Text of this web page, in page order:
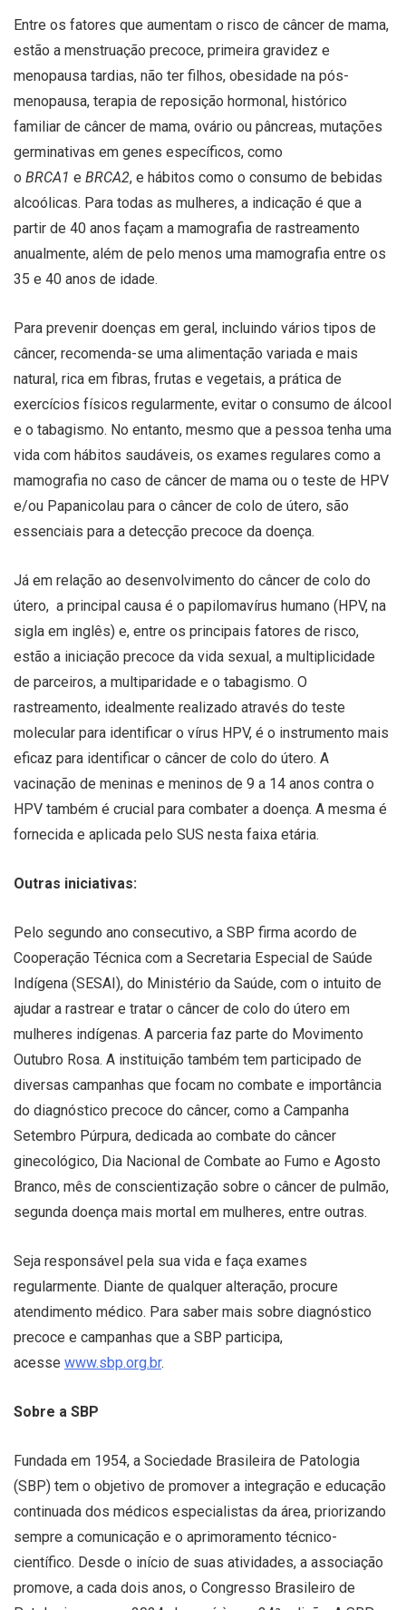
Entre os fatores que aumentam o risco de câncer de mama,
estão a menstruação precoce, primeira gravidez e
menopausa tardias, não ter filhos, obesidade na pós-
menopausa, terapia de reposição hormonal, histórico
familiar de câncer de mama, ovário ou pâncreas, mutações
germinativas em genes específicos, como
o BRCA1 e BRCA2, e hábitos como o consumo de bebidas
alcoólicas. Para todas as mulheres, a indicação é que a
partir de 40 anos façam a mamografia de rastreamento
anualmente, além de pelo menos uma mamografia entre os
35 e 40 anos de idade.
Para prevenir doenças em geral, incluindo vários tipos de
câncer, recomenda-se uma alimentação variada e mais
natural, rica em fibras, frutas e vegetais, a prática de
exercícios físicos regularmente, evitar o consumo de álcool
e o tabagismo. No entanto, mesmo que a pessoa tenha uma
vida com hábitos saudáveis, os exames regulares como a
mamografia no caso de câncer de mama ou o teste de HPV
e/ou Papanicolau para o câncer de colo de útero, são
essenciais para a detecção precoce da doença.
Já em relação ao desenvolvimento do câncer de colo do
útero, a principal causa é o papilomavírus humano (HPV, na
sigla em inglês) e, entre os principais fatores de risco,
estão a iniciação precoce da vida sexual, a multiplicidade
de parceiros, a multiparidade e o tabagismo. O
rastreamento, idealmente realizado através do teste
molecular para identificar o vírus HPV, é o instrumento mais
eficaz para identificar o câncer de colo do útero. A
vacinação de meninas e meninos de 9 a 14 anos contra o
HPV também é crucial para combater a doença. A mesma é
fornecida e aplicada pelo SUS nesta faixa etária.
Outras iniciativas:
Pelo segundo ano consecutivo, a SBP firma acordo de
Cooperação Técnica com a Secretaria Especial de Saúde
Indígena (SESAI), do Ministério da Saúde, com o intuito de
ajudar a rastrear e tratar o câncer de colo do útero em
mulheres indígenas. A parceria faz parte do Movimento
Outubro Rosa. A instituição também tem participado de
diversas campanhas que focam no combate e importância
do diagnóstico precoce do câncer, como a Campanha
Setembro Púrpura, dedicada ao combate do câncer
ginecológico, Dia Nacional de Combate ao Fumo e Agosto
Branco, mês de conscientização sobre o câncer de pulmão,
segunda doença mais mortal em mulheres, entre outras.
Seja responsável pela sua vida e faça exames
regularmente. Diante de qualquer alteração, procure
atendimento médico. Para saber mais sobre diagnóstico
precoce e campanhas que a SBP participa,
acesse www.sbp.org.br.
Sobre a SBP
Fundada em 1954, a Sociedade Brasileira de Patologia
(SBP) tem o objetivo de promover a integração e educação
continuada dos médicos especialistas da área, priorizando
sempre a comunicação e o aprimoramento técnico-
científico. Desde o início de suas atividades, a associação
promove, a cada dois anos, o Congresso Brasileiro de